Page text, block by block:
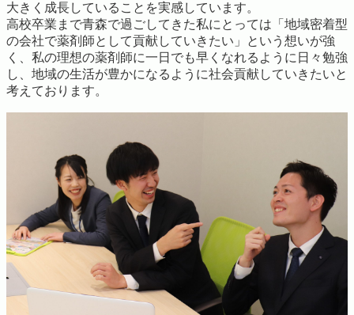
大きく成長していることを実感しています。
高校卒業まで青森で過ごしてきた私にとっては「地域密着型
の会社で薬剤師として貢献していきたい」という想いが強
く、私の理想の薬剤師に一日でも早くなれるように日々勉強
し、地域の生活が豊かになるように社会貢献していきたいと
考えております。